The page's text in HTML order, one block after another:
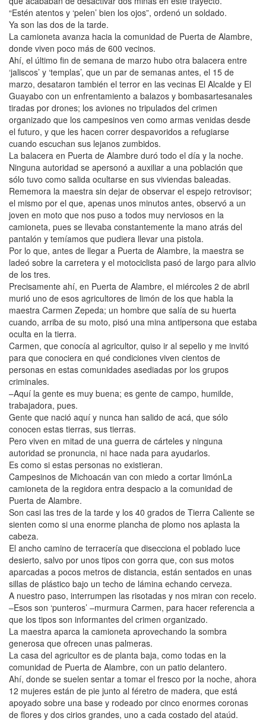
“Estén atentos y ‘pelen’ bien los ojos”, ordenó un soldado.
Ya son las dos de la tarde.
La camioneta avanza hacia la comunidad de Puerta de Alambre,
donde viven poco más de 600 vecinos.
Ahí, el último fin de semana de marzo hubo otra balacera entre
‘jaliscos’ y ‘templas’, que un par de semanas antes, el 15 de
marzo, desataron también el terror en las vecinas El Alcalde y El
Guayabo con un enfrentamiento a balazos y bombasartesanales
tiradas por drones; los aviones no tripulados del crimen
organizado que los campesinos ven como armas venidas desde
el futuro, y que les hacen correr despavoridos a refugiarse
cuando escuchan sus lejanos zumbidos.
La balacera en Puerta de Alambre duró todo el día y la noche.
Ninguna autoridad se apersonó a auxiliar a una población que
sólo tuvo como salida ocultarse en sus viviendas baleadas.
Rememora la maestra sin dejar de observar el espejo retrovisor;
el mismo por el que, apenas unos minutos antes, observó a un
joven en moto que nos puso a todos muy nerviosos en la
camioneta, pues se llevaba constantemente la mano atrás del
pantalón y temíamos que pudiera llevar una pistola.
Por lo que, antes de llegar a Puerta de Alambre, la maestra se
ladeó sobre la carretera y el motociclista pasó de largo para alivio
de los tres.
Precisamente ahí, en Puerta de Alambre, el miércoles 2 de abril
murió uno de esos agricultores de limón de los que habla la
maestra Carmen Zepeda; un hombre que salía de su huerta
cuando, arriba de su moto, pisó una mina antipersona que estaba
oculta en la tierra.
Carmen, que conocía al agricultor, quiso ir al sepelio y me invitó
para que conociera en qué condiciones viven cientos de
personas en estas comunidades asediadas por los grupos
criminales.
–Aquí la gente es muy buena; es gente de campo, humilde,
trabajadora, pues.
Gente que nació aquí y nunca han salido de acá, que sólo
conocen estas tierras, sus tierras.
Pero viven en mitad de una guerra de cárteles y ninguna
autoridad se pronuncia, ni hace nada para ayudarlos.
Es como si estas personas no existieran.
Campesinos de Michoacán van con miedo a cortar limónLa
camioneta de la regidora entra despacio a la comunidad de
Puerta de Alambre.
Son casi las tres de la tarde y los 40 grados de Tierra Caliente se
sienten como si una enorme plancha de plomo nos aplasta la
cabeza.
El ancho camino de terracería que disecciona el poblado luce
desierto, salvo por unos tipos con gorra que, con sus motos
aparcadas a pocos metros de distancia, están sentados en unas
sillas de plástico bajo un techo de lámina echando cerveza.
A nuestro paso, interrumpen las risotadas y nos miran con recelo.
–Esos son ‘punteros’ –murmura Carmen, para hacer referencia a
que los tipos son informantes del crimen organizado.
La maestra aparca la camioneta aprovechando la sombra
generosa que ofrecen unas palmeras.
La casa del agricultor es de planta baja, como todas en la
comunidad de Puerta de Alambre, con un patio delantero.
Ahí, donde se suelen sentar a tomar el fresco por la noche, ahora
12 mujeres están de pie junto al féretro de madera, que está
apoyado sobre una base y rodeado por cinco enormes coronas
de flores y dos cirios grandes, uno a cada costado del ataúd.